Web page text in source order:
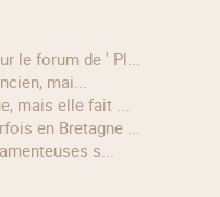
le forum de ' Pl...
mai...
mais elle fait ...
en Bretagne ...
s...